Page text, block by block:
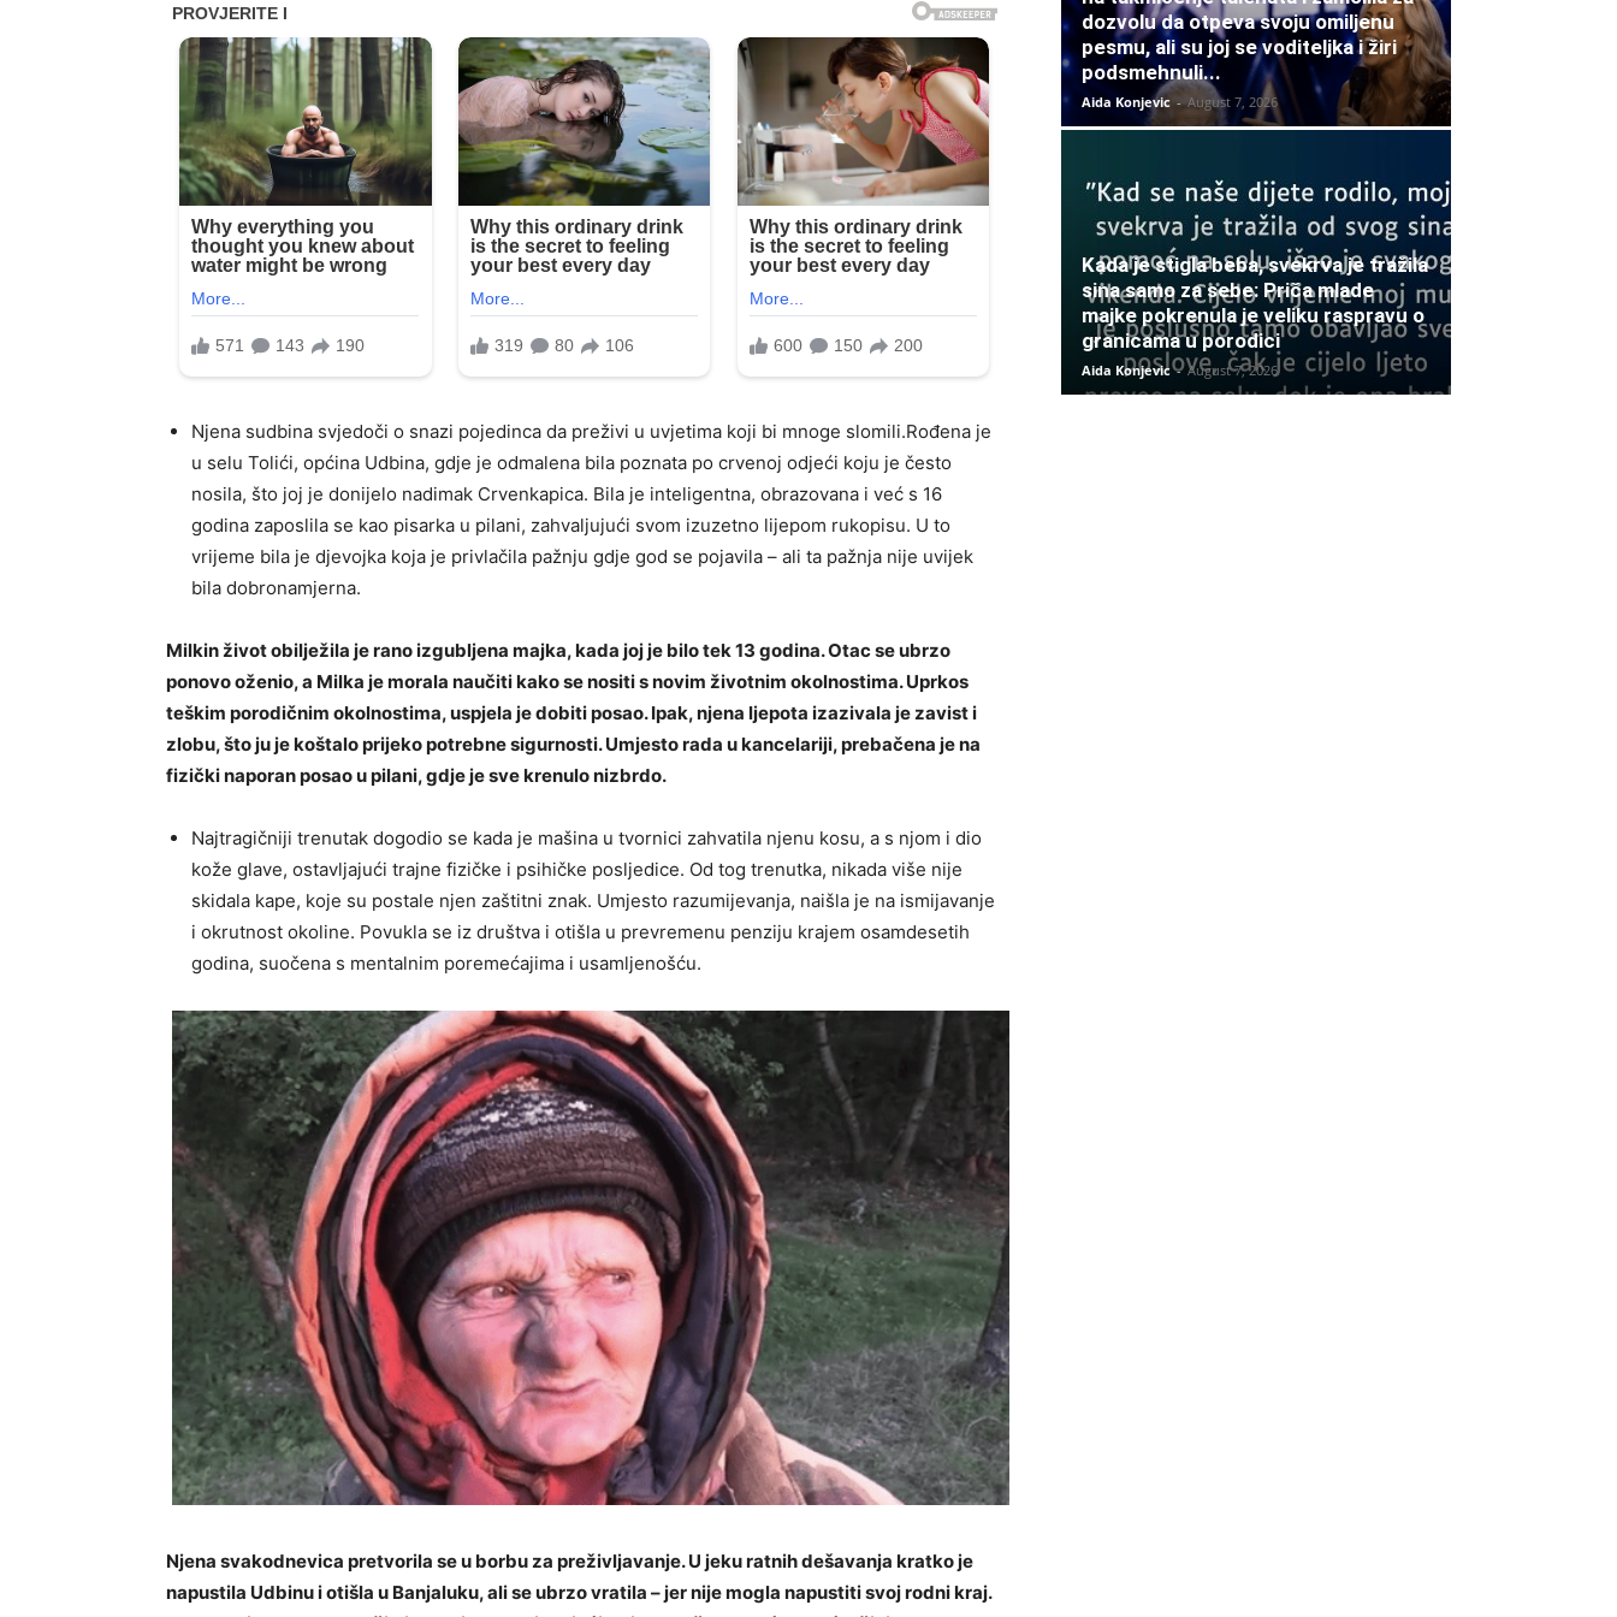
Njena sudbina svjedoči o snazi pojedinca da preživi u uvjetima koji bi mnoge slomili.Rođena je
u selu Tolići, općina Udbina, gdje je odmalena bila poznata po crvenoj odjeći koju je često
nosila, što joj je donijelo nadimak Crvenkapica. Bila je inteligentna, obrazovana i već s 16
godina zaposlila se kao pisarka u pilani, zahvaljujući svom izuzetno lijepom rukopisu. U to
vrijeme bila je djevojka koja je privlačila pažnju gdje god se pojavila – ali ta pažnja nije uvijek
bila dobronamjerna.
Milkin život obilježila je rano izgubljena majka, kada joj je bilo tek 13 godina. Otac se ubrzo
ponovo oženio, a Milka je morala naučiti kako se nositi s novim životnim okolnostima. Uprkos
teškim porodičnim okolnostima, uspjela je dobiti posao. Ipak, njena ljepota izazivala je zavist i
zlobu, što ju je koštalo prijeko potrebne sigurnosti. Umjesto rada u kancelariji, prebačena je na
fizički naporan posao u pilani, gdje je sve krenulo nizbrdo.
Najtragičniji trenutak dogodio se kada je mašina u tvornici zahvatila njenu kosu, a s njom i dio
kože glave, ostavljajući trajne fizičke i psihičke posljedice. Od tog trenutka, nikada više nije
skidala kape, koje su postale njen zaštitni znak. Umjesto razumijevanja, naišla je na ismijavanje
i okrutnost okoline. Povukla se iz društva i otišla u prevremenu penziju krajem osamdesetih
godina, suočena s mentalnim poremećajima i usamljenošću.
Njena svakodnevica pretvorila se u borbu za preživljavanje. U jeku ratnih dešavanja kratko je
napustila Udbinu i otišla u Banjaluku, ali se ubrzo vratila – jer nije mogla napustiti svoj rodni kraj.
dozvolu da otpeva svoju omiljenu
pesmu, ali su joj se voditeljka i žiri
podsmehnuli...
Aida Konjevic - August 7, 2026
Kada je stigla beba, svekrva je tražila
sina samo za sebe: Priča mlade
majke pokrenula je veliku raspravu o
granicama u porodici
Aida Konjevic - August 7, 2026